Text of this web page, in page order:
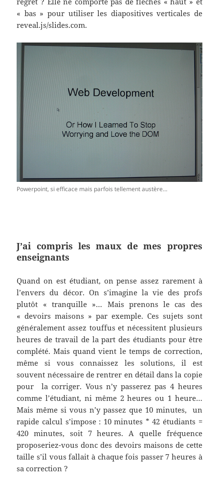
« bas » pour utiliser les diapositives verticales de
reveal.js/slides.com.
Powerpoint, si efficace mais parfois tellement austère…
J’ai compris les maux de mes propres
enseignants
Quand on est étudiant, on pense assez rarement à
l’envers du décor. On s’imagine la vie des profs
plutôt « tranquille »… Mais prenons le cas des
« devoirs maisons » par exemple. Ces sujets sont
généralement assez touffus et nécessitent plusieurs
heures de travail de la part des étudiants pour être
complété. Mais quand vient le temps de correction,
même si vous connaissez les solutions, il est
souvent nécessaire de rentrer en détail dans la copie
pour la corriger. Vous n’y passerez pas 4 heures
comme l’étudiant, ni même 2 heures ou 1 heure…
Mais même si vous n’y passez que 10 minutes, un
rapide calcul s’impose : 10 minutes * 42 étudiants =
420 minutes, soit 7 heures. A quelle fréquence
proposeriez-vous donc des devoirs maisons de cette
taille s’il vous fallait à chaque fois passer 7 heures à
sa correction ?